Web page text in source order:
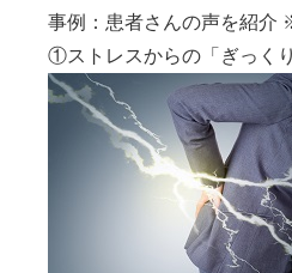
事例：患者さんの声を紹介
①ストレスからの「ぎっく